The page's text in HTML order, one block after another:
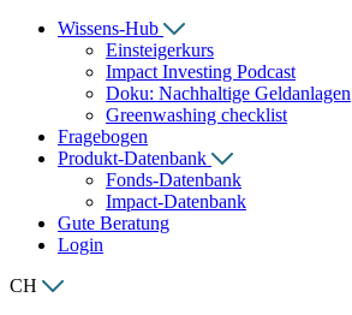
Wissens-Hub
Einsteigerkurs
Impact Investing Podcast
Doku: Nachhaltige Geldanlagen
Greenwashing checklist
Fragebogen
Produkt-Datenbank
Fonds-Datenbank
Impact-Datenbank
Gute Beratung
Login
CH